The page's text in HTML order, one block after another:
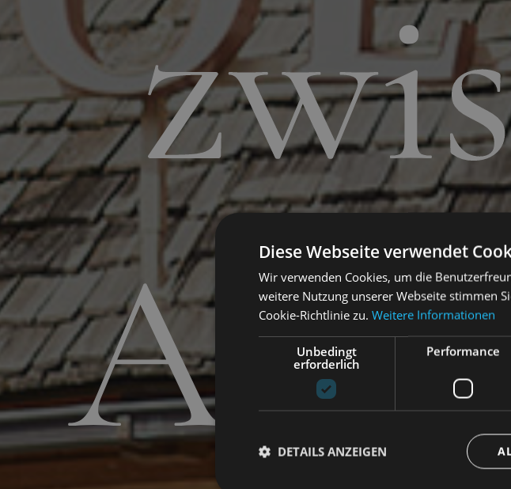
Diese Webseite verwendet
Wir verwenden Cookies, um die
weitere Nutzung unserer Webseite stimmen
Cookie-Richtlinie zu. Weitere Informationen
Unbedingt
erforderlich
Performance
DETAILS ANZEIGEN